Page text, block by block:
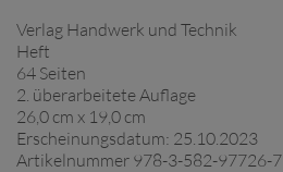
Verlag Handwerk und Technik
Heft
64 Seiten
2. überarbeitete Auflage
26,0 cm x 19,0 cm
Erscheinungsdatum: 25.10.2023
Artikelnummer 978-3-582-97726-7